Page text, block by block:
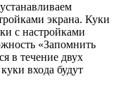
экрана. Куки
с настройками
«Запомнить
в течение двух
входа будут